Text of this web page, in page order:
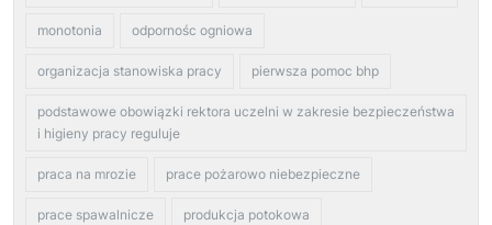
monotonia odpornośc ogniowa
organizacja stanowiska pracy pierwsza pomoc bhp
podstawowe obowiązki rektora uczelni w zakresie bezpieczeństwa
i higieny pracy reguluje
praca na mrozie prace pożarowo niebezpieczne
prace spawalnicze produkcja potokowa